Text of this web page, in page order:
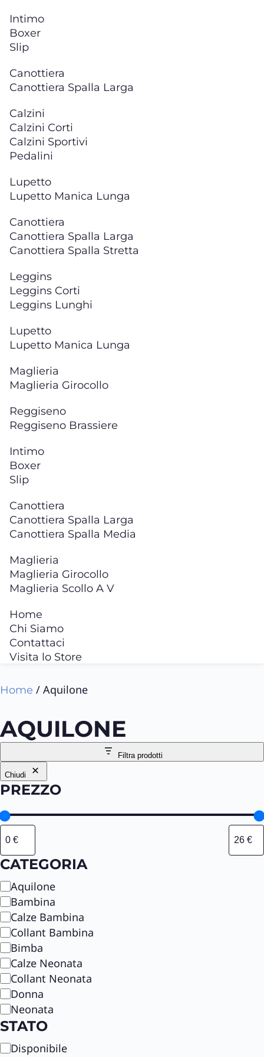
Intimo
Boxer
Slip
Canottiera
Canottiera Spalla Larga
Calzini
Calzini Corti
Calzini Sportivi
Pedalini
Lupetto
Lupetto Manica Lunga
Canottiera
Canottiera Spalla Larga
Canottiera Spalla Stretta
Leggins
Leggins Corti
Leggins Lunghi
Lupetto
Lupetto Manica Lunga
Maglieria
Maglieria Girocollo
Reggiseno
Reggiseno Brassiere
Intimo
Boxer
Slip
Canottiera
Canottiera Spalla Larga
Canottiera Spalla Media
Maglieria
Maglieria Girocollo
Maglieria Scollo A V
Home
Chi Siamo
Contattaci
Visita lo Store
Home / Aquilone
AQUILONE
Filtra prodotti
Chiudi
PREZZO
CATEGORIA
C
a
t
e
g
o
r
i
a
Aquilone
Bambina
Calze Bambina
Collant Bambina
Bimba
Calze Neonata
Collant Neonata
Donna
Neonata
STATO
S Disponibile